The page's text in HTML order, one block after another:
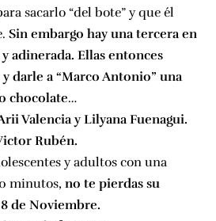
sacarlo “del bote” y que él
Sin embargo hay una tercera en
adinerada. Ellas entonces
darle a “Marco Antonio” una
chocolate…
Valencia y Lilyana Fuenagui.
Rubén.
y adultos con una
minutos, no te pierdas su
de Noviembre.